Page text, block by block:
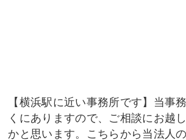
横浜駅に近い事務所です
当事
くにありますので、ご相談にお越
かと思います。こちらから当法人